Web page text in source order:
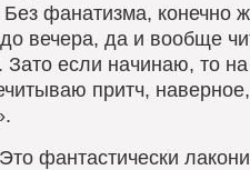
Без фанатизма, конечно
вечера, да и вообще
если начинаю, то
притч,
фантастически